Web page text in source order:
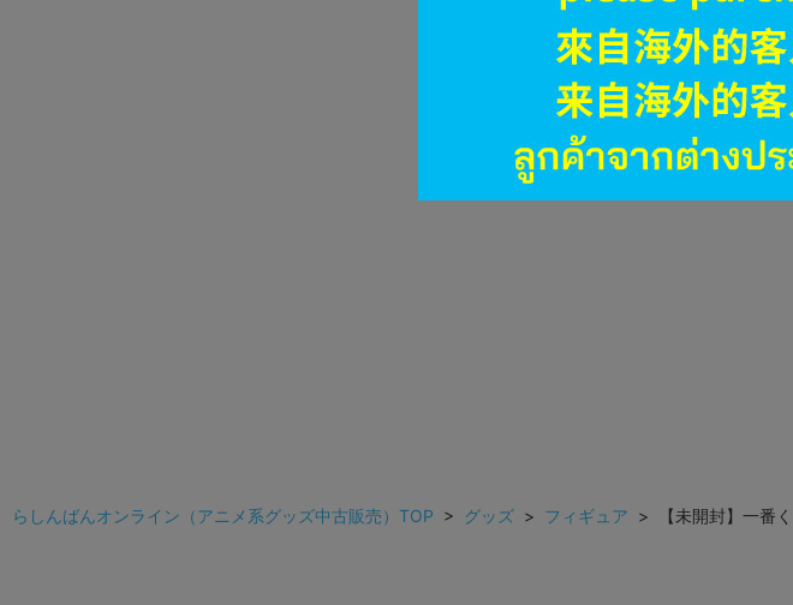
らしんばんオンライン（アニメ系グッズ中古販売）TOP > グッズ > フィギュア > 【未開封】一番